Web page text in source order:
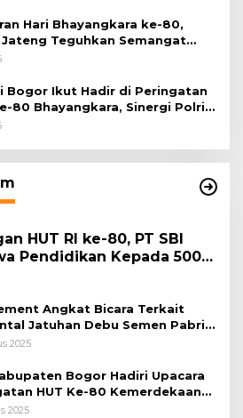
Hari Bhayangkara ke-80,
Teguhkan Semangat
dan Pererat Kebersamaan
Bogor Ikut Hadir di Peringatan
80 Bhayangkara, Sinergi Polri
Bogor Jadi Kunci Menjaga
HUT RI ke-80, PT SBI
Pendidikan Kepada 500
Angkat Bicara Terkait
Jatuhan Debu Semen Pabrik
2025
Bogor Hadiri Upacara
HUT Ke-80 Kemerdekaan
Tegar Beriman
2025